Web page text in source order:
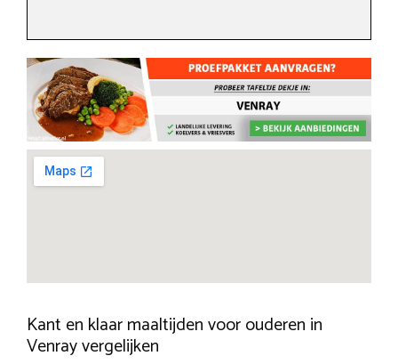
Kant en klaar maaltijden voor ouderen in
Venray vergelijken